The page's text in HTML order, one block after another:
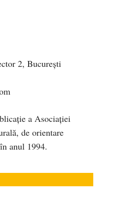
2, București
a Asociaţiei
de orientare
anul 1994.